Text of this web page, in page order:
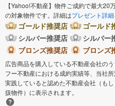
【Yahoo!不動産】物件ご成約で最大20
の対象物件です。詳細はプレゼント詳細
ゴールド推奨店
ゴールド
シルバー推奨店
シルバー
ブロンズ推奨店
ブロンズ
広告商品を購入している不動産会社の
フー不動産における成約実績等、当社
実践していると認めた不動産会社（も
扱物件）に表示されます。